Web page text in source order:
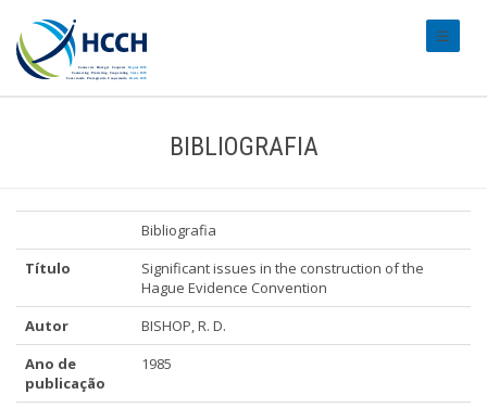
BIBLIOGRAFIA
Bibliografia
Título
Significant issues in the construction of the
Hague Evidence Convention
Autor
BISHOP, R. D.
Ano de
publicação
1985